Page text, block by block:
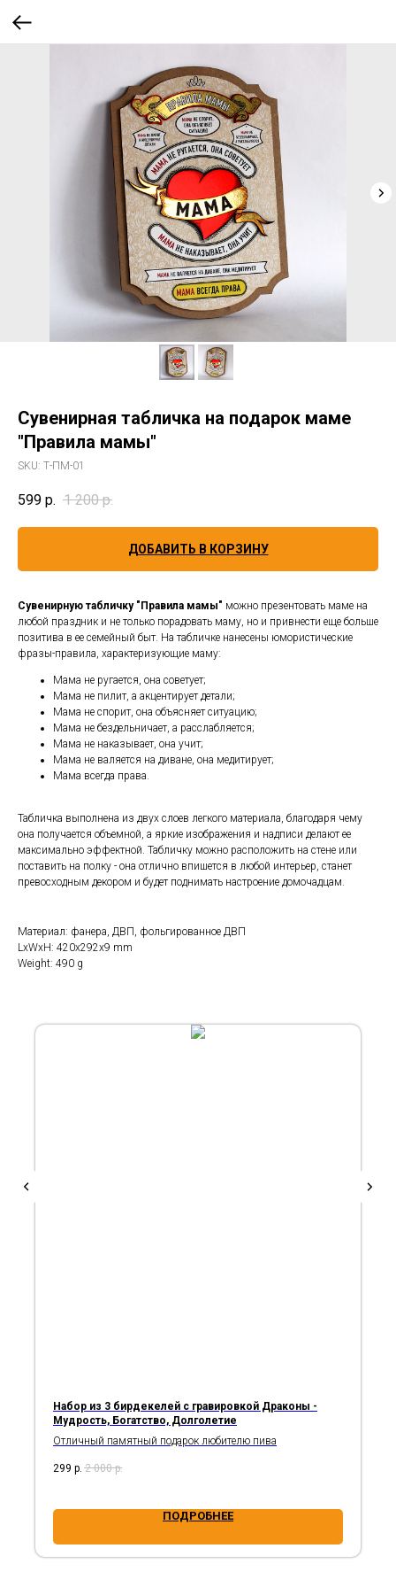
Сувенирная табличка на подарок маме
"Правила мамы"
SKU: Т-ПМ-01
599 р. 1 200 р.
ДОБАВИТЬ В КОРЗИНУ
Сувенирную табличку "Правила мамы" можно презентовать маме на
любой праздник и не только порадовать маму, но и привнести еще больше
позитива в ее семейный быт. На табличке нанесены юмористические
фразы-правила, характеризующие маму:
Мама не ругается, она советует;
Мама не пилит, а акцентирует детали;
Мама не спорит, она объясняет ситуацию;
Мама не бездельничает, а расслабляется;
Мама не наказывает, она учит;
Мама не валяется на диване, она медитирует;
Мама всегда права.
Табличка выполнена из двух слоев легкого материала, благодаря чему
она получается объемной, а яркие изображения и надписи делают ее
максимально эффектной. Табличку можно расположить на стене или
поставить на полку - она отлично впишется в любой интерьер, станет
превосходным декором и будет поднимать настроение домочадцам.
Материал: фанера, ДВП, фольгированное ДВП
LxWxH: 420x292x9 mm
Weight: 490 g
Набор из 3 бирдекелей с гравировкой Драконы -
Мудрость, Богатство, Долголетие
Отличный памятный подарок любителю пива
299 р. 2 000 р.
ПОДРОБНЕЕ